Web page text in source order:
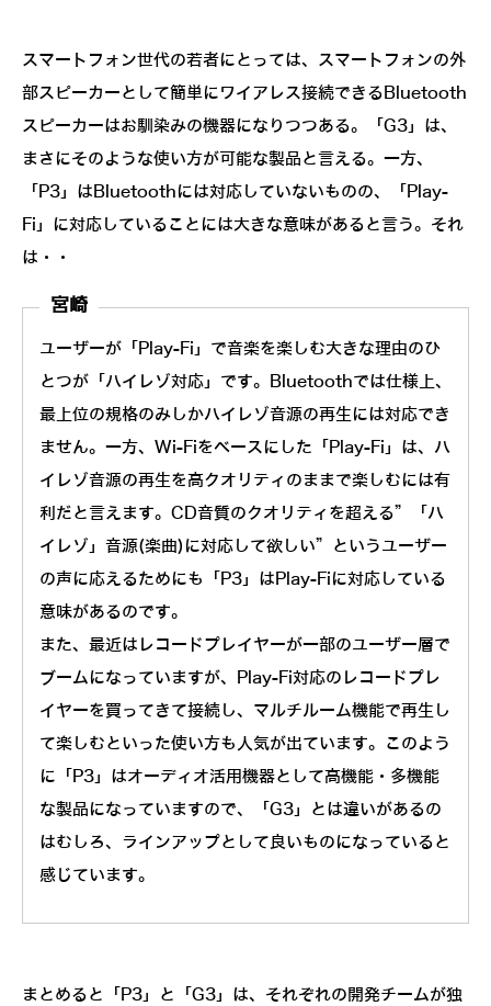
スマートフォン世代の若者にとっては、スマートフォンの外
部スピーカーとして簡単にワイアレス接続できるBluetooth
スピーカーはお馴染みの機器になりつつある。「G3」は、
まさにそのような使い方が可能な製品と言える。一方、
「P3」はBluetoothには対応していないものの、「Play-
Fi」に対応していることには大きな意味があると言う。それ
は・・
宮崎
ユーザーが「Play-Fi」で音楽を楽しむ大きな理由のひ
とつが「ハイレゾ対応」です。Bluetoothでは仕様上、
最上位の規格のみしかハイレゾ音源の再生には対応でき
ません。一方、Wi-Fiをベースにした「Play-Fi」は、ハ
イレゾ音源の再生を高クオリティのままで楽しむには有
利だと言えます。CD音質のクオリティを超える”「ハ
イレゾ」音源(楽曲)に対応して欲しい”というユーザー
の声に応えるためにも「P3」はPlay-Fiに対応している
意味があるのです。
また、最近はレコードプレイヤーが一部のユーザー層で
ブームになっていますが、Play-Fi対応のレコードプレ
イヤーを買ってきて接続し、マルチルーム機能で再生し
て楽しむといった使い方も人気が出ています。このよう
に「P3」はオーディオ活用機器として高機能・多機能
な製品になっていますので、「G3」とは違いがあるの
はむしろ、ラインアップとして良いものになっていると
感じています。
まとめると「P3」と「G3」は、それぞれの開発チームが独